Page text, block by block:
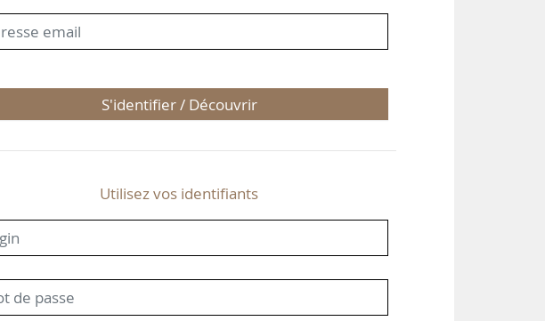
S'identifier / Découvrir
Utilisez vos identifiants